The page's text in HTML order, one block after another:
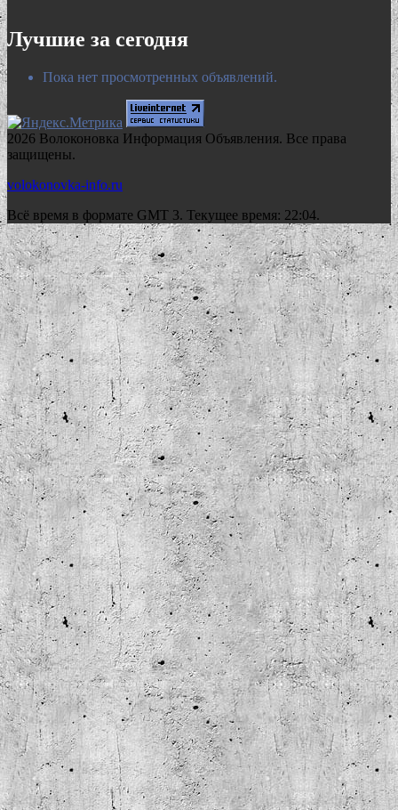
Лучшие за сегодня
Пока нет просмотренных объявлений.
2026 Волоконовка Информация Объявления. Все права
защищены.
volokonovka-info.ru
Всё время в формате GMT 3. Текущее время: 22:04.